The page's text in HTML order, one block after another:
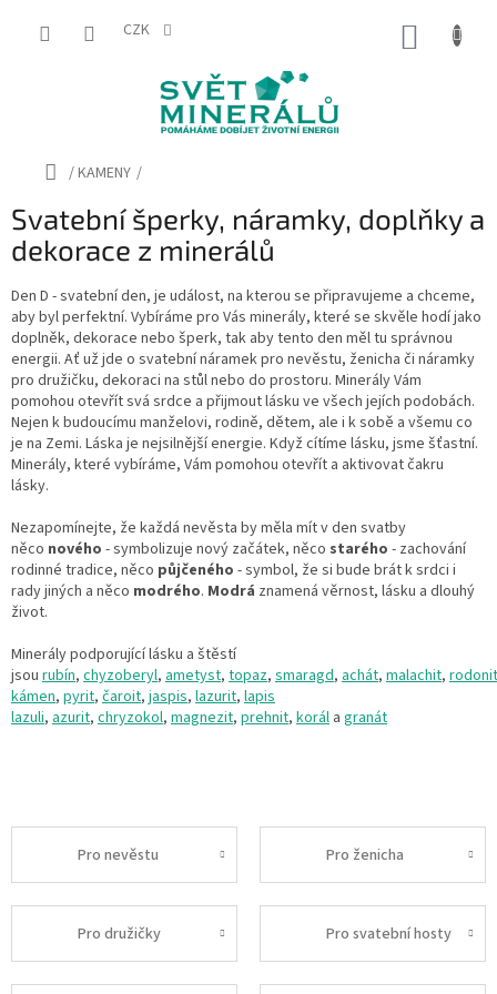
CZK
Domů
/KAMENY /
Svatební šperky, náramky, doplňky a
dekorace z minerálů
Den D - svatební den, je událost, na kterou se připravujeme a chceme,
aby byl perfektní. Vybíráme pro Vás minerály, které se skvěle hodí jako
doplněk, dekorace nebo šperk, tak aby tento den měl tu správnou
energii. Ať už jde o svatební náramek pro nevěstu, ženicha či náramky
pro družičku, dekoraci na stůl nebo do prostoru. Minerály Vám
pomohou otevřít svá srdce a přijmout lásku ve všech jejích podobách.
Nejen k budoucímu manželovi, rodině, dětem, ale i k sobě a všemu co
je na Zemi. Láska je nejsilnější energie. Když cítíme lásku, jsme šťastní.
Minerály, které vybíráme, Vám pomohou otevřít a aktivovat čakru
lásky.
Nezapomínejte, že každá nevěsta by měla mít v den svatby
něco nového -symbolizuje nový začátek, něco starého - zachování
rodinné tradice, něco půjčeného - symbol, že si bude brát k srdci i
rady jiných a něco modrého. Modrá znamená věrnost, lásku a dlouhý
život.
Minerály podporující lásku a štěstí
jsou rubín, chyzoberyl, ametyst, topaz, smaragd, achát, malachit, rodonit
kámen, pyrit, čaroit, jaspis, lazurit, lapis
lazuli, azurit, chryzokol, magnezit, prehnit, korál a granát
Pro nevěstu Pro ženicha
Pro družičky Pro svatební hosty